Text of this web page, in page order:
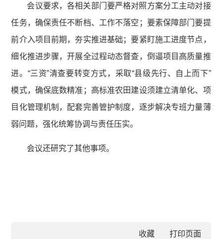
会议要求，各相关部门要严格对照方案分工主动对接
任务，确保责任不断档、工作不落空；要素保障部门要提
前介入项目前期，夯实推进基础；要紧盯施工进度节点，
细化推进步骤，开展全过程动态督查，倒逼项目高质量推
进。“三资”清查要转变方式，采取“县级先行、自上而下”
模式，确保底数精准；高标准农田建设须建立清单化、项
目化管理机制，配套完善管护制度，逐步解决专班力量薄
弱问题，强化统筹协调与责任压实。
会议还研究了其他事项。
收藏